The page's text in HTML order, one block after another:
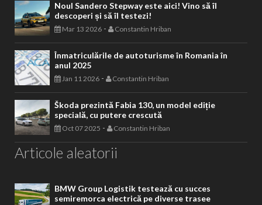
Noul Sandero Stepway este aici! Vino să îl
descoperi și să îl testezi!
Mar 13 2026 - Constantin Hriban
Înmatriculările de autoturisme în Romania în
anul 2025
Jan 11 2026 - Constantin Hriban
Škoda prezintă Fabia 130, un model ediție
specială, cu putere crescută
Oct 07 2025 - Constantin Hriban
Articole aleatorii
BMW Group Logistik testează cu succes
semiremorca electrică pe diverse trasee